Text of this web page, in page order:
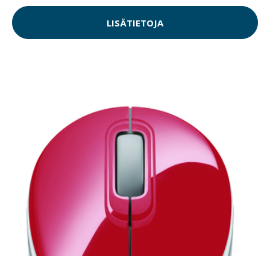
LISÄTIETOJA